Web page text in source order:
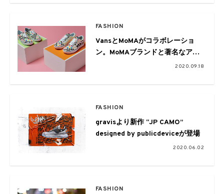
FASHION
VansとMoMAがコラボレーショ
ン。MoMAブランドと著名なアー
ティストの作品をフィーチャーし
2020.09.18
FASHION
gravisより新作 “JP CAMO”
designed by publicdeviceが登場
2020.06.02
FASHION